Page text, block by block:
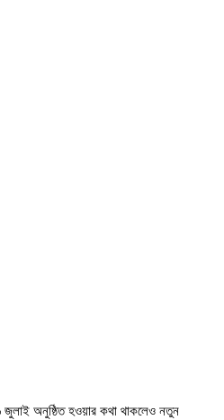
অনুষ্ঠিত হওয়ার কথা থাকলেও নতুন